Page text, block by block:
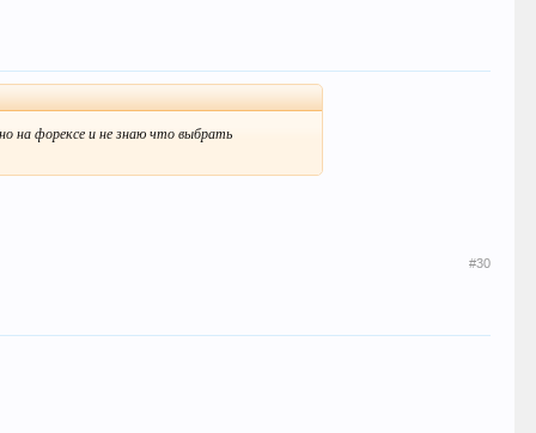
на форексе и не знаю что выбрать
#30